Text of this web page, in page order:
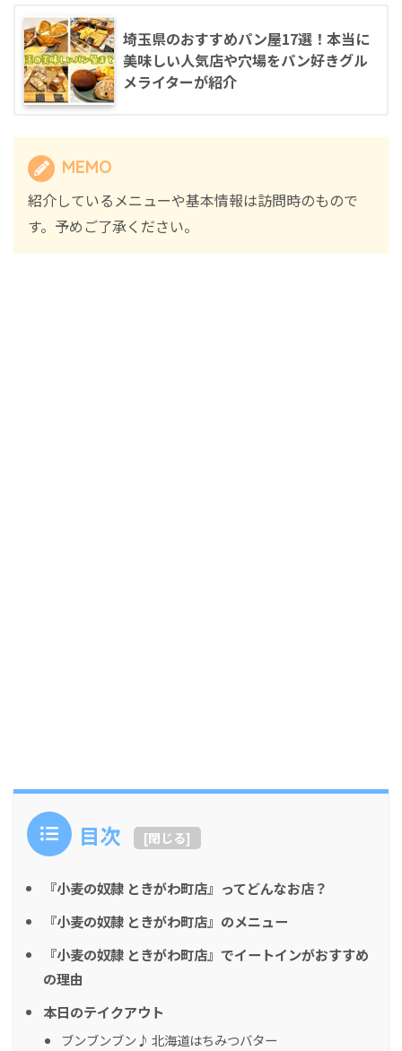
埼玉県のおすすめパン屋17選！本当に
美味しい人気店や穴場をパン好きグル
メライターが紹介
MEMO
紹介しているメニューや基本情報は訪問時のもので
す。予めご了承ください。
目次 [閉じる]
『小麦の奴隷 ときがわ町店』ってどんなお店？
『小麦の奴隷 ときがわ町店』のメニュー
『小麦の奴隷 ときがわ町店』でイートインがおすすめ
の理由
本日のテイクアウト
ブンブンブン♪ 北海道はちみつバター